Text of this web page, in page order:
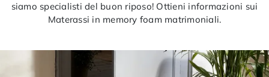
siamo specialisti del buon riposo! Ottieni informazioni sui
Materassi in memory foam matrimoniali.